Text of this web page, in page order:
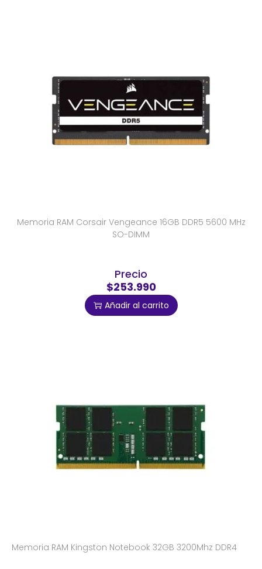
Memoria RAM Corsair Vengeance 16GB DDR5 5600 MHz
SO-DIMM
Precio
$253.990
Añadir al carrito
Memoria RAM Kingston Notebook 32GB 3200Mhz DDR4